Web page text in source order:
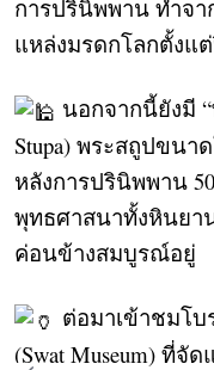
การปรินิพพาน ทำจ
แหล่งมรดกโลกตั้งแต่
นอกจากนี้ยังมี “
Stupa) พระสถูปขนา
หลังการปรินิพพาน
พุทธศาสนาทั้งหินยา
ค่อนข้างสมบูรณ์อยู่
ต่อมาเข้าชมโ
(Swat Museum) ที่